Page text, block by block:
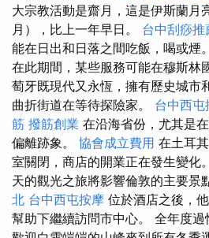
大宗教活動是齋月，這是伊斯蘭月
月），比上一年早日。 台中刮痧推
能在日出和日落之間吃飯，喝或煙。
在此期間，某些服務可能在穆斯林
萄牙既現代又永恆，擁有歷史城市
曲折街道在等待探險家。 台中西屯
筋 撥筋創業 在沿海省份，尤其是
偏離跡象。 協會成立費用 在土耳
室關閉，商店的開業正在發生變化。
天的觀光之旅將影響倫敦的主要景
北 台中西屯按摩 位於酒店之後，
幫助下繼續訪問市中心。 全年度過